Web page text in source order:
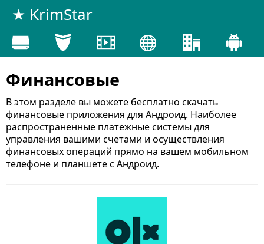
★ KrimStar
Финансовые
В этом разделе вы можете бесплатно скачать
финансовые приложения для Андроид. Наиболее
распространенные платежные системы для
управления вашими счетами и осуществления
финансовых операций прямо на вашем мобильном
телефоне и планшете с Андроид.